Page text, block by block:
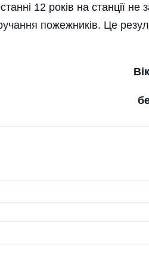
12 років на станції не
пожежників. Це